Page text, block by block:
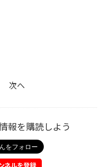
次へ
報を購読しよう